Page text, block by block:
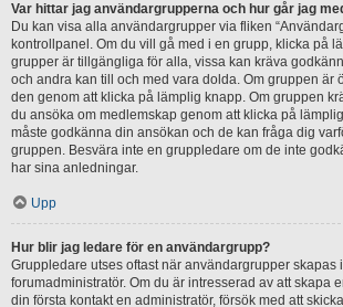
Var hittar jag användargrupperna och hur går jag
Du kan visa alla användargrupper via fliken
kontrollpanel. Om du vill gå med i en grupp, klicka på
grupper är tillgängliga för alla, vissa kan kräva
och andra kan till och med vara dolda. Om gruppen är
den genom att klicka på lämplig knapp. Om gruppen
du ansöka om medlemskap genom att klicka på
måste godkänna din ansökan och de kan fråga dig
gruppen. Besvära inte en gruppledare om de inte
har sina anledningar.
Upp
Hur blir jag ledare för en användargrupp?
Gruppledare utses oftast när användargrupper skapas
forumadministratör. Om du är intresserad av att skapa
din första kontakt en administratör, försök med att